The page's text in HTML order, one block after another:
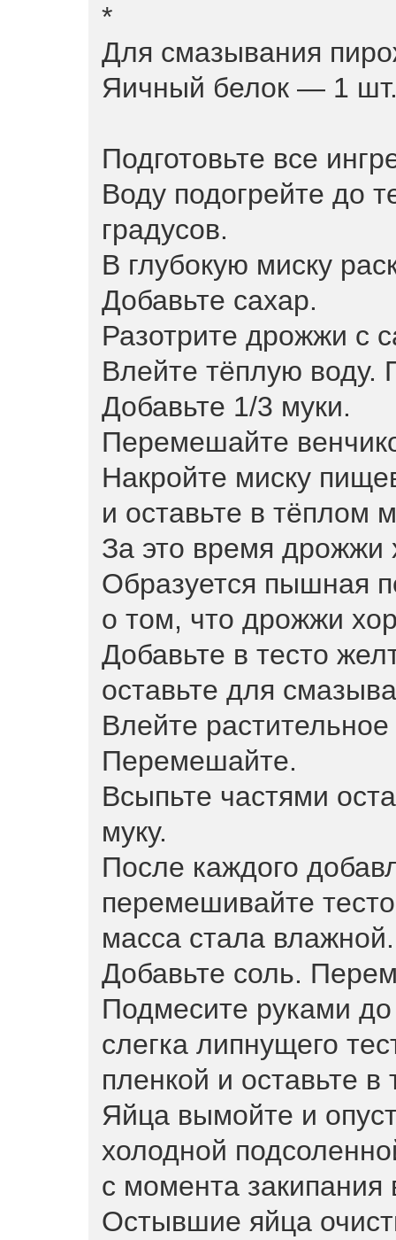
*
Для смазывания
Яичный белок — 1
Подготовьте все
Воду подогрейте до
градусов.
В глубокую миску
Добавьте сахар.
Разотрите дрожжи с
Влейте тёплую
Добавьте 1/3 муки.
Перемешайте
Накройте миску
и оставьте в тёплом
За это время дрожжи
Образуется пышная
о том, что дрожжи
Добавьте в тесто
оставьте для
Влейте
Перемешайте.
Всыпьте частями
муку.
После каждого
перемешивайте
масса стала влажной.
Добавьте соль.
Подмесите руками до
слегка липнущего
пленкой и оставьте
Яйца вымойте и
холодной
с момента
Остывшие яйца